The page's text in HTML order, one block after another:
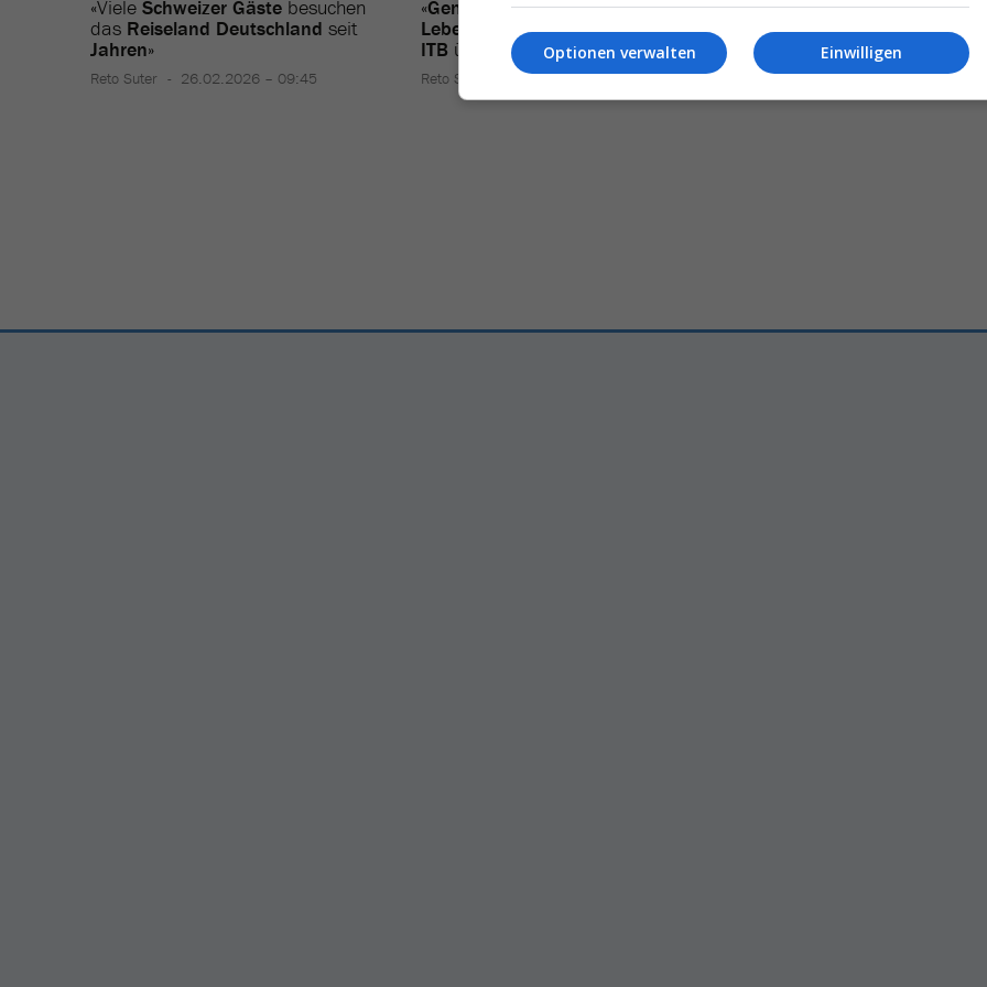
«Viele Schweizer Gäste besuchen
das Reiseland Deutschland seit
Jahren»
Reto Suter 26.02.2026 – 09:45
«Genau diesesBerliner
Lebensgefühlmöchten wir auf die
ITB übertragen»
Reto Suter 24.02.2026 – 10:45
«DiesePreiserhöhungen
meiner Sichtschlicht
Reto Suter 12.03.2026 – 11:00
Einwilligen
Optionen verwalten